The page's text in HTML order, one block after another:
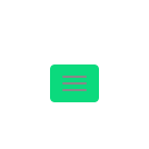
Navigation